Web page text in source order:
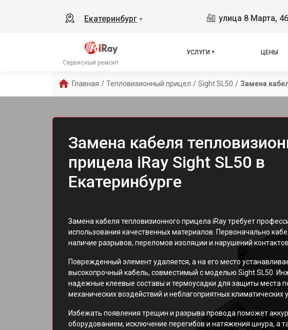
Екатеринбург ▼ улица 8 Марта, 46
Сервисный ремонт
УСЛУГИ ЦЕНЫ
Главная / Тепловизионный прицел / Sight SL50 / Замена
Замена кабеля
прицела iRay Sight SL50 в
Екатеринбурге
Замена кабеля тепловизионного прицела iRay требует
использования качественных материалов. Первоначально
наличие разрывов, переломов изоляции и нарушений контактов.
Поврежденный элемент удаляется, а на его место
высокопрочный кабель, совместимый с моделью Sight SL50.
надежные клеевые составы и термоусадки для защиты места
механических воздействий и неблагоприятных климатических
Избежать появления трещин и разрыва провода поможет
оборудованием, исключение перегибов и натяжения шнура, а